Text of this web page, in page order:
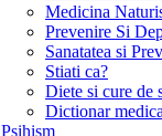
Medicina
Prevenire Si
Sanatatea si
Stiati ca?
Diete si cure de
Dictionar
Psihism